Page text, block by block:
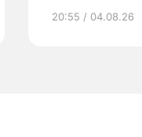
20:55 / 04.08.26